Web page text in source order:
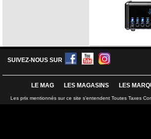
SUIVEZ-NOUS SUR
LE MAG LES MAGASINS LES
Les prix mentionnés sur ce site s'entendent Toutes Taxes